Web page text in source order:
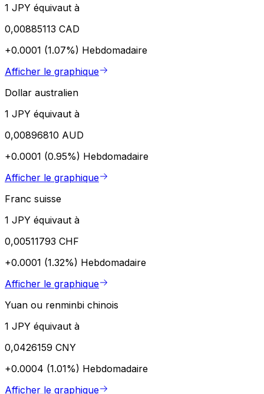
1 JPY équivaut à
0,00885113 CAD
+0.0001 (1.07%) Hebdomadaire
Afficher le graphique
Dollar australien
1 JPY équivaut à
0,00896810 AUD
+0.0001 (0.95%) Hebdomadaire
Afficher le graphique
Franc suisse
1 JPY équivaut à
0,00511793 CHF
+0.0001 (1.32%) Hebdomadaire
Afficher le graphique
Yuan ou renminbi chinois
1 JPY équivaut à
0,0426159 CNY
+0.0004 (1.01%) Hebdomadaire
Afficher le graphique